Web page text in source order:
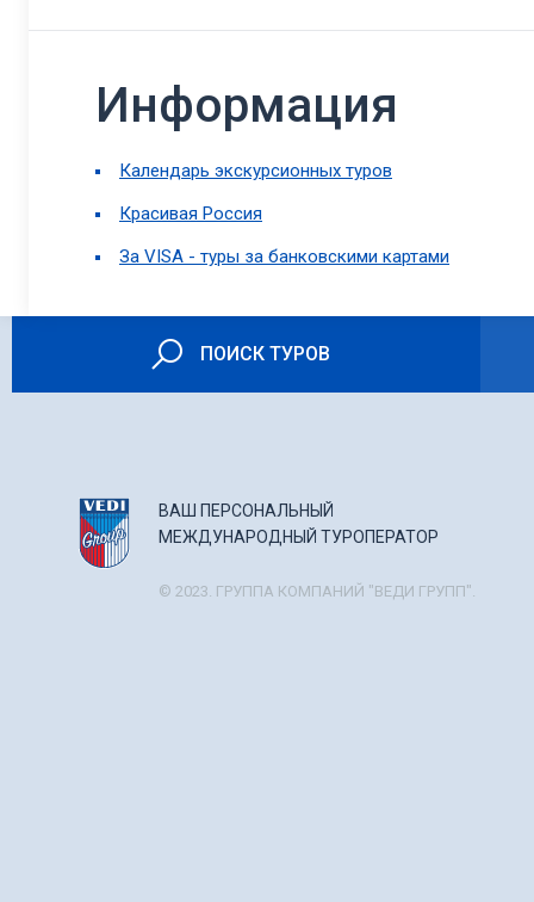
Информация
Календарь экскурсионных туров
Красивая Россия
За VISA - туры за банковскими картами
ПОИСК ТУРОВ
ВАШ ПЕРСОНАЛЬНЫЙ
МЕЖДУНАРОДНЫЙ ТУРОПЕРАТОР
© 2023. ГРУППА КОМПАНИЙ "ВЕДИ ГРУПП".